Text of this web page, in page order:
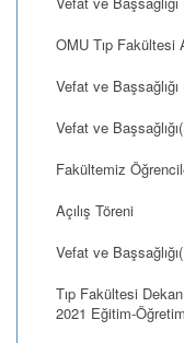
OMU Tıp Fakültesi
Vefat ve
Vefat ve
Fakültemiz
Açılış Töreni
Vefat ve
Tıp Fakültesi
2021 Eğitim-Öğretim